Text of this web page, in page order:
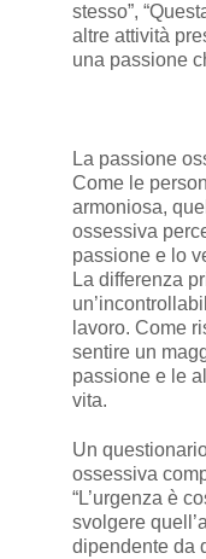
stesso”,
altre attività
una passione
La passione
Come le
armoniosa,
ossessiva
passione e lo
La differenza
lavoro. Come
sentire un
passione e le
vita.
Un
ossessiva
“L’urgenza è
svolgere
dipendente da